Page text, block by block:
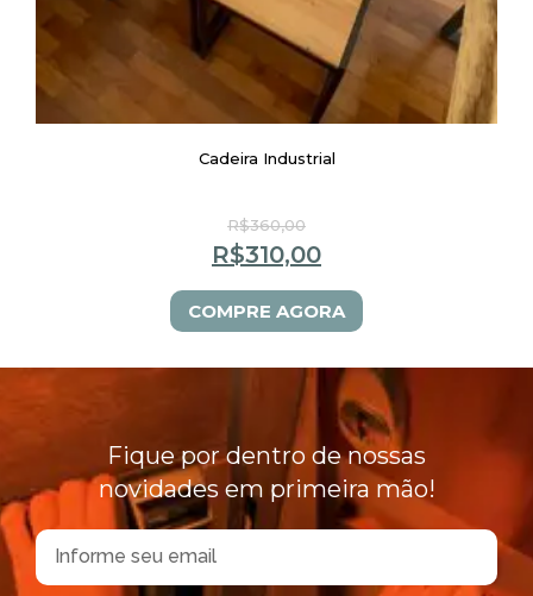
Cadeira Industrial
R$360,00
R$310,00
COMPRE AGORA
Fique por dentro de nossas
novidades em primeira mão!